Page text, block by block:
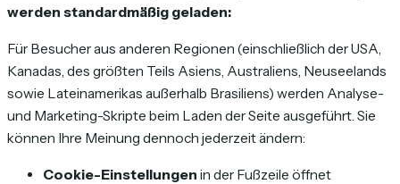
werden standardmäßig geladen:
Für Besucher aus anderen Regionen (einschließlich der USA,
Kanadas, des größten Teils Asiens, Australiens, Neuseelands
sowie Lateinamerikas außerhalb Brasiliens) werden Analyse-
und Marketing-Skripte beim Laden der Seite ausgeführt. Sie
können Ihre Meinung dennoch jederzeit ändern:
Cookie-Einstellungen in der Fußzeile öffnet